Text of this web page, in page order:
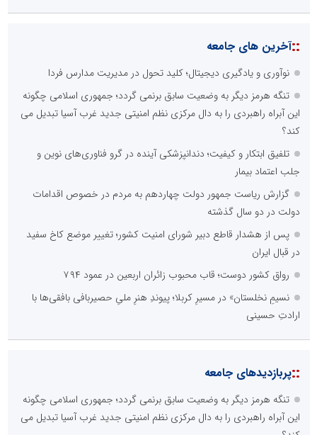
::آخرین های جامعه
نوآوری و یادگیری دیجیتال؛ کلید تحول در مدیریت مدارس فردا
تنگه هرمز دیگر به وضعیت سابق برنمی گردد؛ جمهوری اسلامی چگونه
این آبراه راهبردی را به دال مرکزی نظم امنیتی جدید غرب آسیا تبدیل می
کند؟
تلفیق ابتکار و کیفیت؛ دندانپزشکی آینده در گرو فناوری‌های نوین و
جلب اعتماد بیمار
گزارش ریاست جمهور دولت چهاردهم به مردم در خصوص اقدامات
دولت در دو سال گذشته
پس از هشدار قاطع دبیر شورای امنیت کشور؛ تغییر موضع کاخ سفید
در قبال ایران
رواق کشور دوست؛ قاب محبوب زائران اربعین در عمود ۷۹۴
نسیمِ نخلستان» در مسیرِ کربلا؛ پیوندِ هنرِ ملیِ حصیربافی بافقی‌ها با
ارادتِ حسینی
::پربازدیدهای جامعه
تنگه هرمز دیگر به وضعیت سابق برنمی گردد؛ جمهوری اسلامی چگونه
این آبراه راهبردی را به دال مرکزی نظم امنیتی جدید غرب آسیا تبدیل می